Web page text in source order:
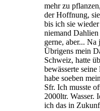
mehr zu
der Hoffnung,
bis ich sie
niemand Dahlien
gerne, aber... Na
Übrigens mein
Schweiz, hatte
bewässerte
habe soeben
Sfr. Ich musste
2000ltr. Wasser.
ich das in